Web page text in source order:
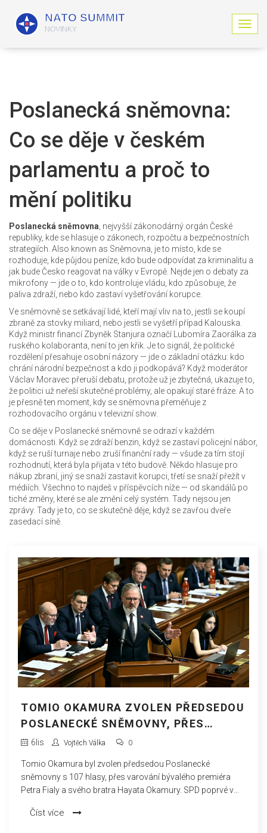
Z
o
Poslanecká sněmovna:
Co se děje v českém
parlamentu a proč to
mění politiku
Poslanecká sněmovna nejvyšší zákonodárný orgán České
republiky, kde se hlasuje o zákonech, rozpočtu a bezpečnostních
strategiích . Also known as Sněmovna , je to místo, kde se
rozhoduje, kde půjdou peníze, kdo bude odpovídat za kriminalitu a
jak bude Česko reagovat na války v Evropě. Nejde jen o debaty za
mikrofony — jde o to, kdo kontroluje vládu, kdo způsobuje, že
paliva zdraží, nebo kdo zastaví vyšetřování korupce.
Ve sněmovně se setkávají lidé, kteří mají vliv na to, jestli se koupí
zbraně za stovky miliard, nebo jestli se vyšetří případ Kalouska.
Když ministr financí Zbyněk Stanjura označí Lubomíra Zaorálka za
ruského kolaboranta, není to jen křik. Je to signál, že politické
rozdělení přesahuje osobní názory — jde o základní otázku: kdo
chrání národní bezpečnost a kdo ji podkopává? Když moderátor
Václav Moravec přeruší debatu, protože už je zbytečná, ukazuje to,
že politici už neřeší skutečné problémy, ale opakují staré fráze. A to
je přesně ten moment, kdy se sněmovna přeměňuje z
rozhodovacího orgánu v televizní show.
Co se děje v Poslanecké sněmovně se odrazí v každém
domácnosti. Když se zdraží benzin, když se zastaví policejní nábor,
když se ruší turnaje nebo zruší finanční rady — všude za tím stojí
rozhodnutí, která byla přijata v této budově. Někdo hlasuje pro
nákup zbraní, jiný se snaží zastavit korupci, třetí se snaží přežít v
médiích. Všechno to najdeš v příspěvcích níže — od skandálů po
tiché změny, které se ale změní celý systém. Tady nejsou jen
zprávy. Tady je to, co se skutečně děje, když se zavřou dveře
zasedací síně.
TOMIO OKAMURA ZVOLEN PŘEDSEDOU
POSLANECKÉ SNĚMOVNY, PŘES
VAROVÁNÍ FIALY A BRATRA
6 lis Vojtěch Válka 0
Tomio Okamura byl zvolen předsedou Poslanecké
sněmovny s 107 hlasy, přes varování bývalého premiéra
Petra Fialy a svého bratra Hayata Okamury. SPD poprvé v
místopředsedů vyvolává otázky o funkčnosti parlamentu.
Číst více